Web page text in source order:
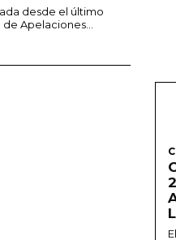
desde el último
Apelaciones...